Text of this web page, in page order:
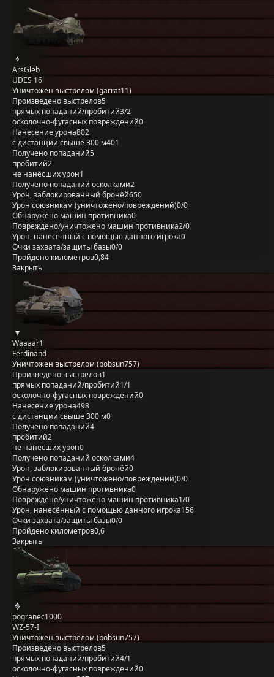
ArsGleb
UDES 16
Уничтожен выстрелом (garrat11)
Произведено выстрелов5
прямых попаданий/пробитий3/2
осколочно-фугасных повреждений0
Нанесение урона802
с дистанции свыше 300 м401
Получено попаданий5
пробитий2
не нанёсших урон1
Получено попаданий осколками2
Урон, заблокированный бронёй650
Урон союзникам (уничтожено/повреждений)0/0
Обнаружено машин противника0
Повреждено/уничтожено машин противника2/0
Урон, нанесённый с помощью данного игрока0
Очки захвата/защиты базы0/0
Пройдено километров0,84
Закрыть
Waaaar1
Ferdinand
Уничтожен выстрелом (bobsun757)
Произведено выстрелов1
прямых попаданий/пробитий1/1
осколочно-фугасных повреждений0
Нанесение урона498
с дистанции свыше 300 м0
Получено попаданий4
пробитий2
не нанёсших урон0
Получено попаданий осколками4
Урон, заблокированный бронёй0
Урон союзникам (уничтожено/повреждений)0/0
Обнаружено машин противника0
Повреждено/уничтожено машин противника1/0
Урон, нанесённый с помощью данного игрока156
Очки захвата/защиты базы0/0
Пройдено километров0,6
Закрыть
pogranec1000
WZ-57-I
Уничтожен выстрелом (bobsun757)
Произведено выстрелов5
прямых попаданий/пробитий4/1
осколочно-фугасных повреждений0